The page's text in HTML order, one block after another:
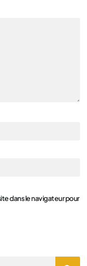
dans le navigateur pour